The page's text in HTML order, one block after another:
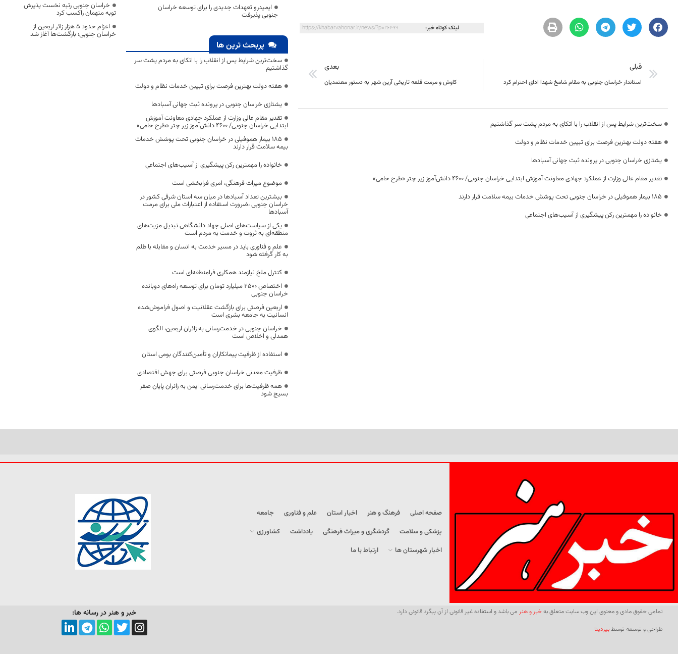
لینک کوتاه خبر: https://khabarvahonar.ir/news/?p=26499
قبلی
استاندار خراسان جنوبی به مقام شامخ شهدا ادای احترام کرد
بعدی
کاوش و مرمت قلعه تاریخی آرین شهر به دستور معتمدیان
سخت‌ترین شرایط پس از انقلاب را با اتکای به مردم پشت سر گذاشتیم
هفته دولت بهترین فرصت برای تبیین خدمات نظام و دولت
یشتازی خراسان جنوبی در پرونده ثبت جهانی آسبادها
تقدیر مقام عالی وزارت از عملکرد جهادی معاونت آموزش ابتدایی خراسان جنوبی/ ۴۶۰۰ دانش‌آموز زیر چتر «طرح حامی»
۱۸۵ بیمار هموفیلی در خراسان جنوبی تحت پوشش خدمات بیمه سلامت قرار دارند
خانواده را مهمترین رکن پیشگیری از آسیب‌های اجتماعی
ایمیدرو تعهدات جدیدی را برای توسعه خراسان
جنوبی پذیرفت
پربحث ترین ها
سخت‌ترین شرایط پس از انقلاب را با اتکای به مردم پشت سر
گذاشتیم
هفته دولت بهترین فرصت برای تبیین خدمات نظام و دولت
یشتازی خراسان جنوبی در پرونده ثبت جهانی آسبادها
تقدیر مقام عالی وزارت از عملکرد جهادی معاونت آموزش
ابتدایی خراسان جنوبی/ ۴۶۰۰ دانش‌آموز زیر چتر «طرح حامی»
۱۸۵ بیمار هموفیلی در خراسان جنوبی تحت پوشش خدمات
بیمه سلامت قرار دارند
خانواده را مهمترین رکن پیشگیری از آسیب‌های اجتماعی
موضوع میراث فرهنگی، امری فرابخشی است
بیشترین تعداد آسبادها در میان سه استان شرقی کشور در
خراسان جنوبی ،ضرورت استفاده از اعتبارات ملی برای مرمت
آسبادها
یکی از سیاست‌های اصلی جهاد دانشگاهی تبدیل مزیت‌های
منطقه‌ای به ثروت و خدمت به مردم است
علم و فناوری باید در مسیر خدمت به انسان و مقابله با ظلم
به کار گرفته شود
کنترل ملخ نیازمند همکاری فرامنطقه‌ای است
اختصاص 2500 میلیارد تومان برای توسعه راه‌های دوبانده
خراسان جنوبی
اربعین فرصتی برای بازگشت عقلانیت و اصول فراموش‌شده
انسانیت به جامعه بشری است
خراسان جنوبی در خدمت‌رسانی به زائران اربعین، الگوی
همدلی و اخلاص است
استفاده از ظرفیت پیمانکاران و تأمین‌کنندگان بومی استان
ظرفیت معدنی خراسان جنوبی فرصتی برای جهش اقتصادی
همه ظرفیت‌ها برای خدمت‌رسانی ایمن به زائران پایان صفر
بسیج شود
خراسان جنوبی رتبه نخست پذیرش
توبه متهمان راکسب کرد
اعزام حدود 5 هزار زائر اربعین از
خراسان جنوبی؛ بازگشت‌ها آغاز شد
صفحه اصلی فرهنگ و هنر اخبار استان علم و فناوری
جامعه
پزشکی و سلامت
گردشگری و میراث فرهنگی یادداشت
کشاورزی
اخبار شهرستان ها
ارتباط با ما
تمامی حقوق مادی و معنوی این وب سایت متعلق بهخبر و هنر می باشد و استفاده غیر قانونی از آن پیگرد قانونی دارد.
طراحی و توسعه توسطبیردیتا
خبر و هنر در رسانه ها: